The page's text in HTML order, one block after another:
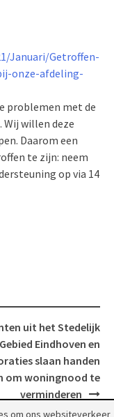
Januari/Getroffen-
onze-afdeling-
problemen met de
willen deze
Daarom een
te zijn: neem
op via 14
uit het Stedelijk
Gebied Eindhoven en
slaan handen
om woningnood te
verminderen
om ons websiteverkeer